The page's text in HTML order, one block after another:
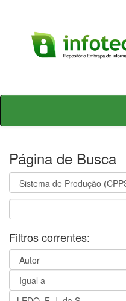
Skip
Página de Busca
Filtros correntes: